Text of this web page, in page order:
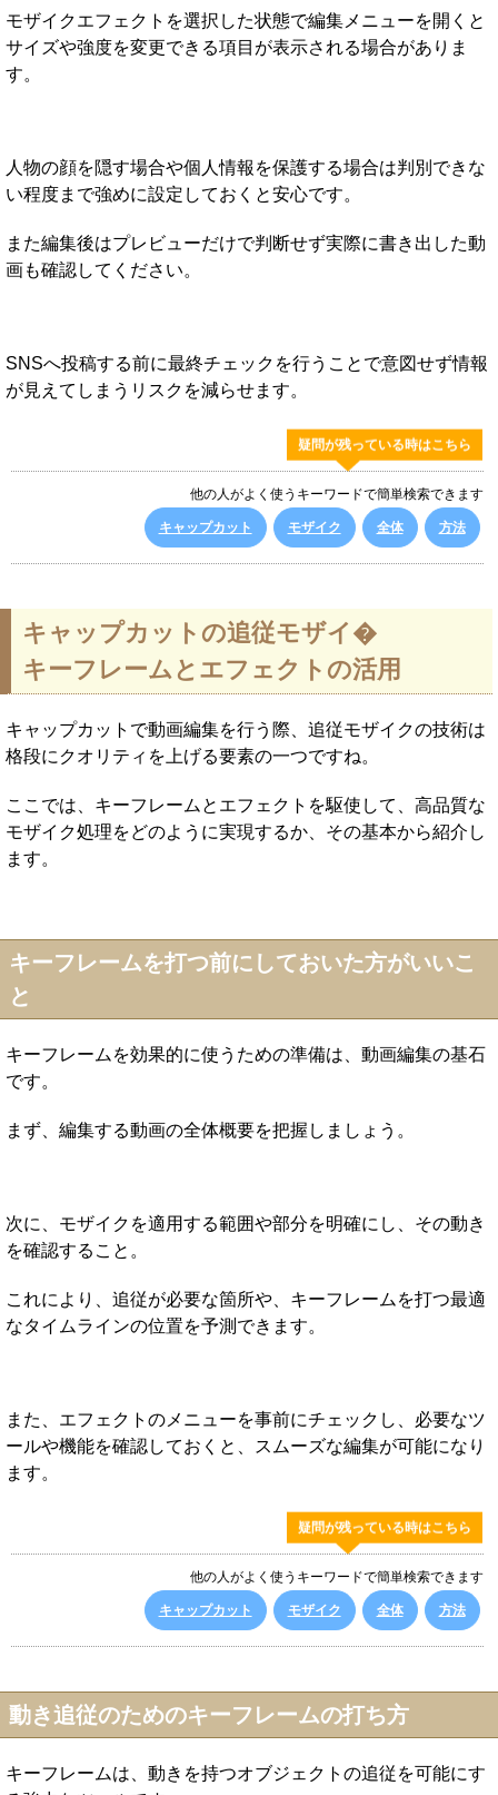
モザイクエフェクトを選択した状態で編集メニューを開くと
サイズや強度を変更できる項目が表示される場合がありま
す。
人物の顔を隠す場合や個人情報を保護する場合は判別できな
い程度まで強めに設定しておくと安心です。
また編集後はプレビューだけで判断せず実際に書き出した動
画も確認してください。
SNSへ投稿する前に最終チェックを行うことで意図せず情報
が見えてしまうリスクを減らせます。
疑問が残っている時はこちら
他の人がよく使うキーワードで簡単検索できます
キャップカット モザイク 全体 方法
キャップカットの追従モザイ�
キーフレームとエフェクトの活用
キャップカットで動画編集を行う際、追従モザイクの技術は
格段にクオリティを上げる要素の一つですね。
ここでは、キーフレームとエフェクトを駆使して、高品質な
モザイク処理をどのように実現するか、その基本から紹介し
ます。
キーフレームを打つ前にしておいた方がいいこ
と
キーフレームを効果的に使うための準備は、動画編集の基石
です。
まず、編集する動画の全体概要を把握しましょう。
次に、モザイクを適用する範囲や部分を明確にし、その動き
を確認すること。
これにより、追従が必要な箇所や、キーフレームを打つ最適
なタイムラインの位置を予測できます。
また、エフェクトのメニューを事前にチェックし、必要なツ
ールや機能を確認しておくと、スムーズな編集が可能になり
ます。
疑問が残っている時はこちら
他の人がよく使うキーワードで簡単検索できます
キャップカット モザイク 全体 方法
動き追従のためのキーフレームの打ち方
キーフレームは、動きを持つオブジェクトの追従を可能にす